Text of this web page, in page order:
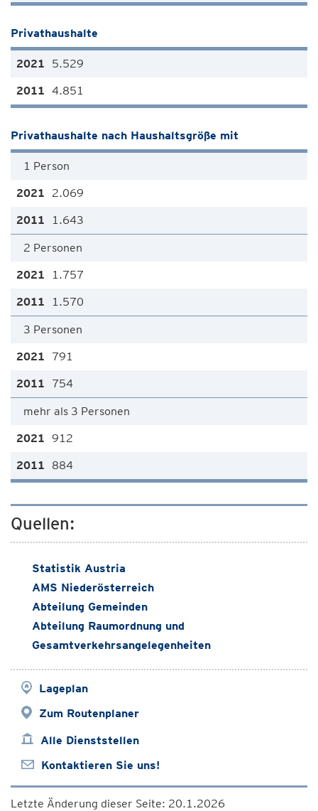
Privathaushalte
5.529
4.851
Privathaushalte nach Haushaltsgröße mit
1 Person
2.069
1.643
2 Personen
1.757
1.570
3 Personen
791
754
mehr als 3 Personen
912
884
Quellen:
Statistik Austria
AMS Niederösterreich
Abteilung Gemeinden
Abteilung Raumordnung und
Gesamtverkehrsangelegenheiten
Lageplan
Zum Routenplaner
Alle Dienststellen
Kontaktieren Sie uns!
Letzte Änderung dieser Seite: 20.1.2026